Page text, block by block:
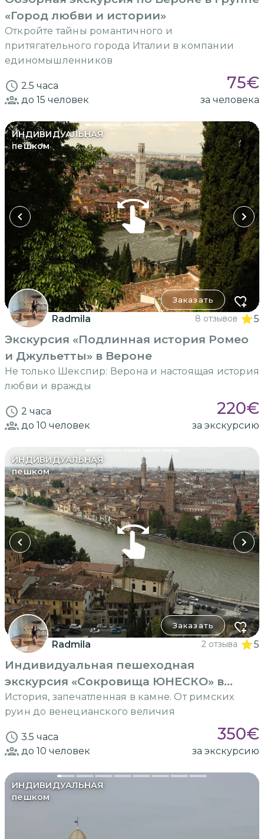
«Город любви и истории»
Откройте тайны романтичного и
притягательного города Италии в компании
единомышленников
2.5 часа 75€
до 15 человек за человека
ИНДИВИДУАЛЬНАЯ
пешком
Заказать
Radmila 8 отзывов 5
Экскурсия «Подлинная история Ромео
и Джульетты» в Вероне
Не только Шекспир: Верона и настоящая история
любви и вражды
2 часа 220€
до 10 человек за экскурсию
ИНДИВИДУАЛЬНАЯ
пешком
Заказать
Radmila 2 отзыва 5
Индивидуальная пешеходная
экскурсия «Сокровища ЮНЕСКО» в
Вероне
История, запечатленная в камне. От римских
руин до венецианского величия
3.5 часа 350€
до 10 человек за экскурсию
ИНДИВИДУАЛЬНАЯ
пешком